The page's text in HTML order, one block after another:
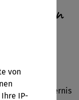
Spuren
und seine
Hindernis
von
IP-